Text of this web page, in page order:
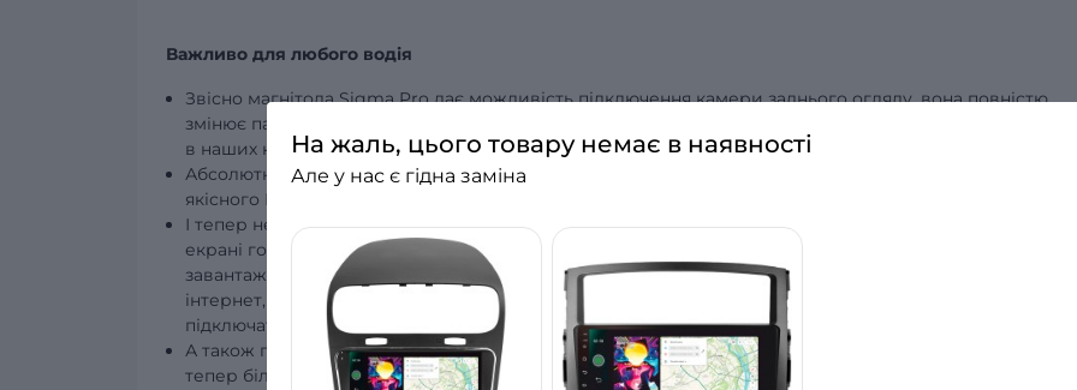
Важливо для любого водія
Звісно магнітола Sigma Pro дає можливість підключення камери заднього огляду, вона повністю
змінює паркування в позитивну сторону. Підтримуються камери найвищої якості, але краще
в наших консультантів за підбір.
Абсолютно нове звучання навіть штатної акустики. За рахунок вбудованого підсилювача 4x50W та
якісного DSP процесора ви отримуєте зовсім краще звучання.
І тепер не потрібно буде використовувати телефон як навігатор, адже це все буде зручно робити
екрані головного пристрою. По замовчуванню вже будуть Гугл карти, а по бажанню зможете
завантажити з Плей маркету любий інший, наприклад Waze. І для цього не обовʼязково роздавати
інтернет, так як ви зможете встановити Sim-карту, та користуватись інтернетом автономно. Або ж
підключати та дублювати екран смартфону через Android Auto або Carplay.
А також прослуховувати музику з телефону за допомогою підключення через модуль Bluetooth,
тепер більше ніяких проводів та ауксів не потрібно.
На жаль, цього товару немає в наявності
Але у нас є гідна заміна